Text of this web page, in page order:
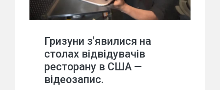
Гризуни з'явилися на
столах відвідувачів
ресторану в США —
відеозапис.